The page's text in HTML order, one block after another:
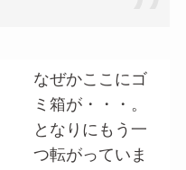
なぜかここにゴ
ミ箱が・・・。
となりにもう一
つ転がっていま